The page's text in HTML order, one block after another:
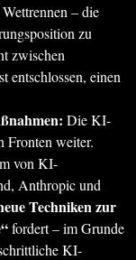
– die
zu
zwischen
entschlossen, einen
Die KI-
Fronten weiter.
von KI-
Anthropic und
Techniken zur
fordert – im Grunde
KI-